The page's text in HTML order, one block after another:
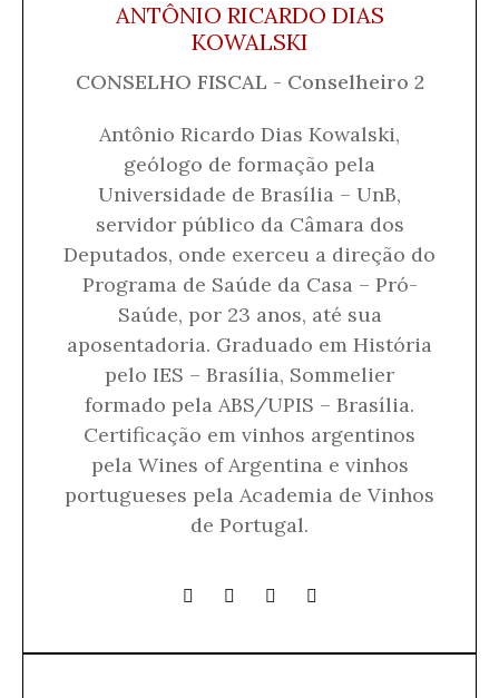
ANTÔNIO RICARDO DIAS
KOWALSKI
CONSELHO FISCAL - Conselheiro 2
Antônio Ricardo Dias Kowalski,
geólogo de formação pela
Universidade de Brasília – UnB,
servidor público da Câmara dos
Deputados, onde exerceu a direção do
Programa de Saúde da Casa – Pró-
Saúde, por 23 anos, até sua
aposentadoria. Graduado em História
pelo IES – Brasília, Sommelier
formado pela ABS/UPIS – Brasília.
Certificação em vinhos argentinos
pela Wines of Argentina e vinhos
portugueses pela Academia de Vinhos
de Portugal.